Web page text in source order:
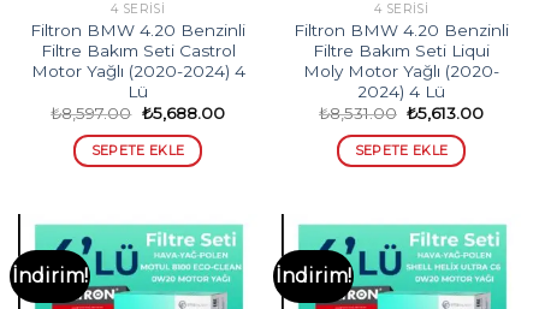
4 SERISI
Filtron BMW 4.20 Benzinli
Filtre Bakım Seti Castrol
Motor Yağlı (2020-2024) 4
Lü
₺8,597.00 Orijinal
fiyat:
₺8,597.00.
₺5,688.00Şu
SEPETE EKLE
4 SERISI
Filtron BMW 4.20 Benzinli
Filtre Bakım Seti Liqui
Moly Motor Yağlı (2020-
2024) 4 Lü
₺8,531.00 Orijinal
fiyat:
₺8,531.00.
₺5,613.00Şu
SEPETE EKLE
İndirim! İndirim!